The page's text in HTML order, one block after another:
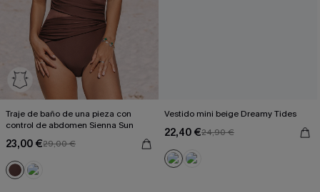
Traje de baño de una pieza con
control de abdomen Sienna Sun
23,00 €29,00 €
Vestido mini beige Dreamy Tides
22,40 €24,90 €